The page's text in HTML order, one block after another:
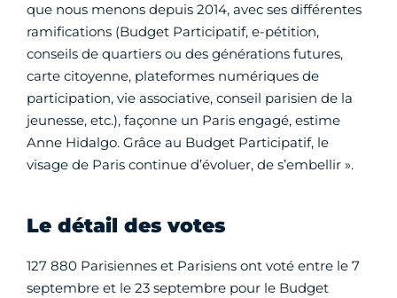
que nous menons depuis 2014, avec ses différentes
ramifications (Budget Participatif, e-pétition,
conseils de quartiers ou des générations futures,
carte citoyenne, plateformes numériques de
participation, vie associative, conseil parisien de la
jeunesse, etc.), façonne un Paris engagé, estime
Anne Hidalgo. Grâce au Budget Participatif, le
visage de Paris continue d’évoluer, de s’embellir ».
Le détail des votes
127 880 Parisiennes et Parisiens ont voté entre le 7
septembre et le 23 septembre pour le Budget